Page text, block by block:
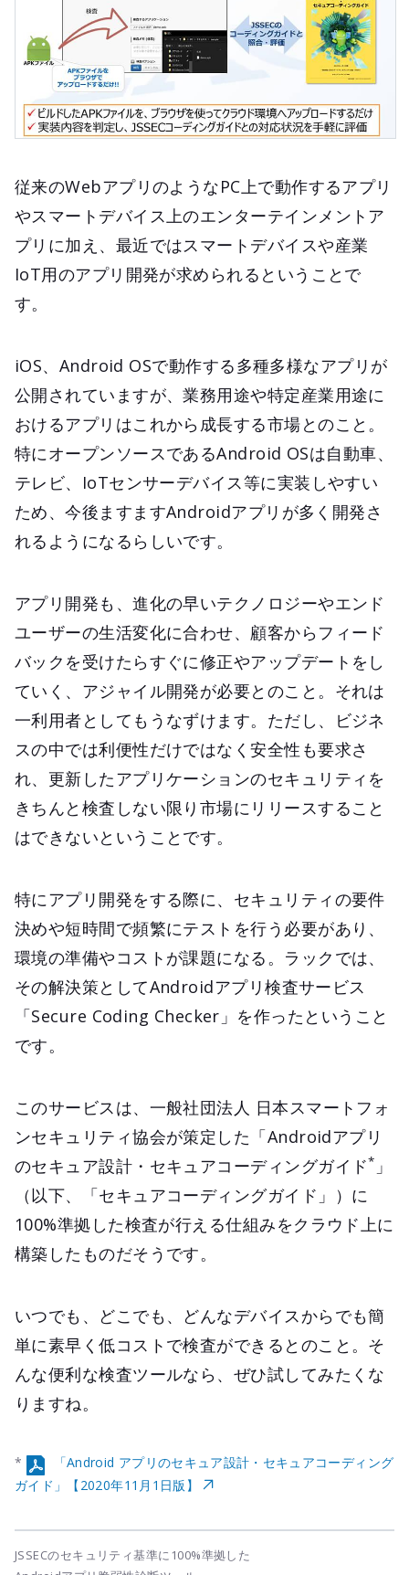
従来のWebアプリのようなPC上で動作するアプリ
やスマートデバイス上のエンターテインメントア
プリに加え、最近ではスマートデバイスや産業
IoT用のアプリ開発が求められるということで
す。
iOS、Android OSで動作する多種多様なアプリが
公開されていますが、業務用途や特定産業用途に
おけるアプリはこれから成長する市場とのこと。
特にオープンソースであるAndroid OSは自動車、
テレビ、IoTセンサーデバイス等に実装しやすい
ため、今後ますますAndroidアプリが多く開発さ
れるようになるらしいです。
アプリ開発も、進化の早いテクノロジーやエンド
ユーザーの生活変化に合わせ、顧客からフィード
バックを受けたらすぐに修正やアップデートをし
ていく、アジャイル開発が必要とのこと。それは
一利用者としてもうなずけます。ただし、ビジネ
スの中では利便性だけではなく安全性も要求さ
れ、更新したアプリケーションのセキュリティを
きちんと検査しない限り市場にリリースすること
はできないということです。
特にアプリ開発をする際に、セキュリティの要件
決めや短時間で頻繁にテストを行う必要があり、
環境の準備やコストが課題になる。ラックでは、
その解決策としてAndroidアプリ検査サービス
「Secure Coding Checker」を作ったということ
です。
このサービスは、一般社団法人 日本スマートフォ
ンセキュリティ協会が策定した「Androidアプリ
のセキュア設計・セキュアコーディングガイド* 」
（以下、「セキュアコーディングガイド」）に
100%準拠した検査が行える仕組みをクラウド上に
構築したものだそうです。
いつでも、どこでも、どんなデバイスからでも簡
単に素早く低コストで検査ができるとのこと。そ
んな便利な検査ツールなら、ぜひ試してみたくな
りますね。
*
「Android アプリのセキュア設計・セキュアコーディング
ガイド」【2020年11月1日版】
JSSECのセキュリティ基準に100%準拠した